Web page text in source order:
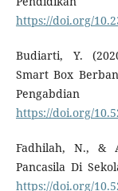
https://doi.org/
Budiarti, Y.
Smart Box
https://doi.org/
Fadhilah, N., &
Pancasila Di
https://doi.org/